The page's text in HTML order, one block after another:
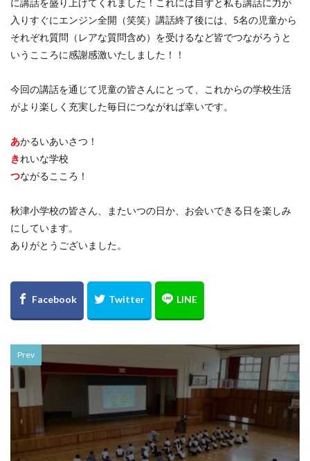
に講話を盛り上げてくれました！これには自ずと私も講話に力が
入りすぐにエンジン全開（笑笑）講話終了後には、5名の児童から
それぞれ質問（レアな質問含め）を受けるなど皆でつながろうと
いうこころに感謝感激いたしました！！
今回の講話を通じて児童の皆さんにとって、これからの学校生活
がより楽しく充実した毎日につながれば幸いです。
あかるいあいさつ！
きれいな学校
つながるこころ！
秋津小学校の皆さん、またいつの日か、お会いできる日を楽しみ
にしています。
ありがとうございました。
Prev